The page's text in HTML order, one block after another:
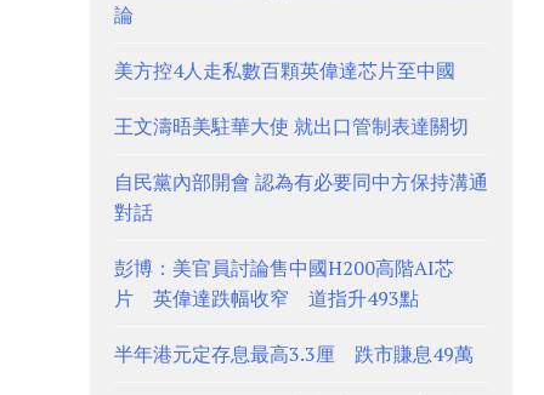
論
美方控4人走私數百顆英偉達芯片至中國
王文濤晤美駐華大使 就出口管制表達關切
自民黨內部開會 認為有必要同中方保持溝通
對話
彭博：美官員討論售中國H200高階AI芯
片 英偉達跌幅收窄 道指升493點
半年港元定存息最高3.3厘 跌市賺息49萬